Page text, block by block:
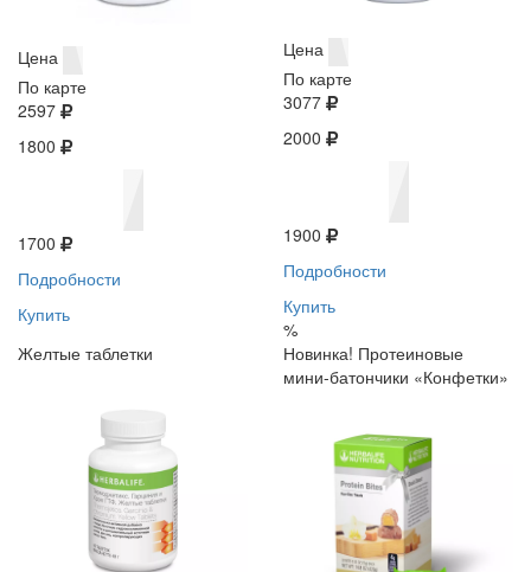
Цена
По карте
2597
1800
1700
Подробности
Купить
Цена
По карте
3077
2000
1900
Подробности
Купить
%
Желтые таблетки
Новинка! Протеиновые
мини-батончики «Конфетки»